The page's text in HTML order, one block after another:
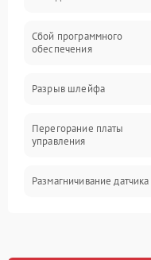
Электропитание
Сбой программного
обеспечения
Разрыв шлейфа
Перегорание платы
управления
Размагничивание датчика